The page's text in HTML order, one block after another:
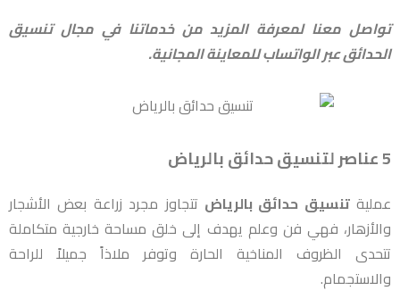
تواصل معنا لمعرفة المزيد من خدماتنا في مجال تنسيق
الحدائق عبر الواتساب للمعاينة المجانية.
5 عناصر لتنسيق حدائق بالرياض
عمليةتنسيق حدائق بالرياض تتجاوز مجرد زراعة بعض الأشجار
والأزهار، فهي فن وعلم يهدف إلى خلق مساحة خارجية متكاملة
تتحدى الظروف المناخية الحارة وتوفر ملاذاً جميلاً للراحة
والاستجمام.